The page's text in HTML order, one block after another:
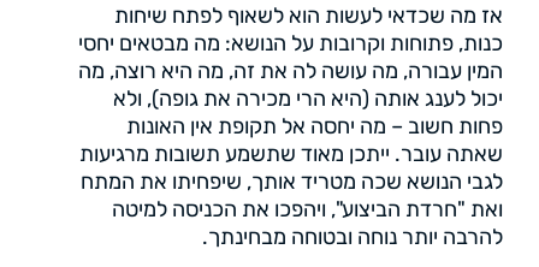
אז מה שכדאי לעשות הוא לשאוף לפתח שיחות
כנות, פתוחות וקרובות על הנושא: מה מבטאים יחסי
המין עבורה, מה עושה לה את זה, מה היא רוצה, מה
יכול לענג אותה (היא הרי מכירה את גופה), ולא
פחות חשוב – מה יחסה אל תקופת אין האונות
שאתה עובר. ייתכן מאוד שתשמע תשובות מרגיעות
לגבי הנושא שכה מטריד אותך, שיפחיתו את המתח
ואת "חרדת הביצוע", ויהפכו את הכניסה למיטה
להרבה יותר נוחה ובטוחה מבחינתך.